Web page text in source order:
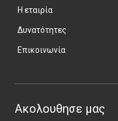
Η εταιρία
Δυνατότητες
Επικοινωνία
Ακολουθησε μας